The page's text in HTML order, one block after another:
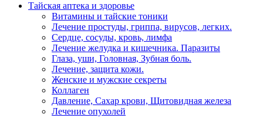
Тайская аптека и здоровье
Витамины и тайские тоники
Лечение простуды, гриппа, вирусов, легких.
Сердце, сосуды, кровь, лимфа
Лечение желудка и кишечника. Паразиты
Глаза, уши, Головная, Зубная боль.
Лечение, защита кожи.
Женские и мужские секреты
Коллаген
Давление, Сахар крови, Щитовидная железа
Лечение опухолей